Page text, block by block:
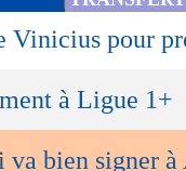
Vinicius pour
à Ligue 1+
va bien signer à